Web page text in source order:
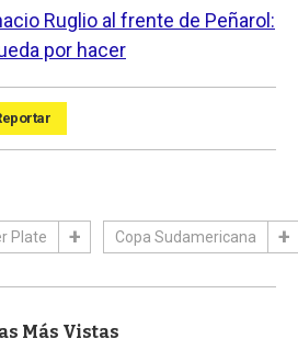
Ruglio al frente de Peñarol:
por hacer
Plate Copa Sudamericana
Más Vistas